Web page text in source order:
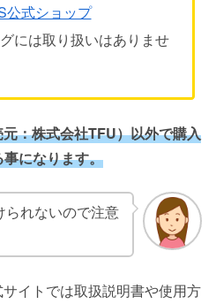
公式ショップ
には取り扱いはありませ
：株式会社TFU）以外で購入
になります。
られないので注意
イトでは取扱説明書や使用方